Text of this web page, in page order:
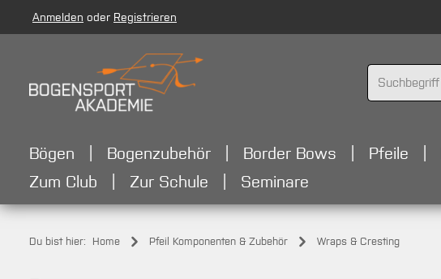
Hauptinhalt springen
Zur Suche springen
Zur Hauptnavigation springen
Anmelden oder Registrieren
Bögen Bogenzubehör Border Bows Pfeile
Zum Club
Zur Schule Seminare
Du bist hier: Home Pfeil Komponenten & Zubehör Wraps & Cresting